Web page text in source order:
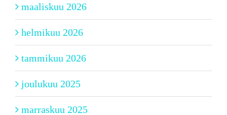
maaliskuu 2026
helmikuu 2026
tammikuu 2026
joulukuu 2025
marraskuu 2025